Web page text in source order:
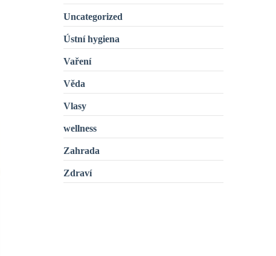
Uncategorized
Ústní hygiena
Vaření
Věda
Vlasy
wellness
Zahrada
Zdraví